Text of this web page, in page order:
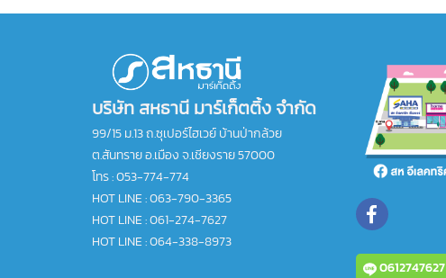
บริษัท สหธานี มาร์เก็ตติ้ง จำกัด
99/15 ม.13 ถ.ซุเปอร์ไฮเวย์ บ้านป่ากล้วย
ต.สันทราย อ.เมือง จ.เชียงราย 57000
โทร :053-774-774
HOT LINE : 063-790-3365
HOT LINE : 061-274-7627
HOT LINE : 064-338-8973
0612747627